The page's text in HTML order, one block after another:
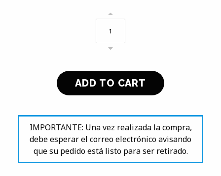
IMPORTANTE: Una vez realizada la compra,
debe esperar el correo electrónico avisando
que su pedido está listo para ser retirado.